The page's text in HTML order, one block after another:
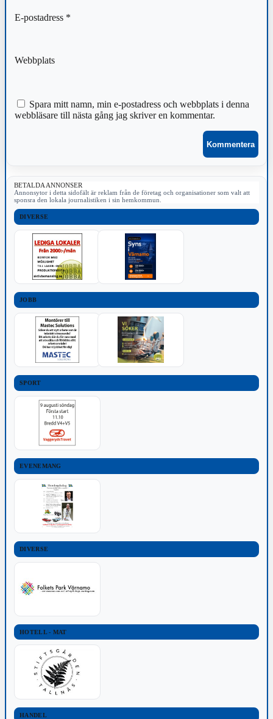
E-postadress *
Webbplats
Spara mitt namn, min e-postadress och webbplats i denna
webbläsare till nästa gång jag skriver en kommentar.
BETALDA ANNONSER
Annonsytor i detta sidofält är reklam från de företag och organisationer som valt att
sponsra den lokala journalistiken i sin hemkommun.
DIVERSE
JOBB
SPORT
EVENEMANG
DIVERSE
HOTELL - MAT
HANDEL